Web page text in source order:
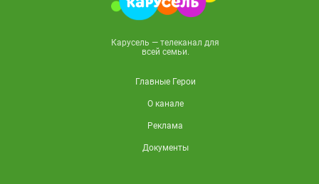
Карусель — телеканал для
всей семьи.
Главные Герои
О канале
Реклама
Документы